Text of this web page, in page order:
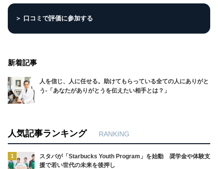
＞ 口コミで評価に参加する
新着記事
人を信じ、人に任せる。助けてもらっている全ての人にありがと
う‐「あなたがありがとうを伝えたい相手とは？」
人気記事ランキング RANKING
1
スタバが「Starbucks Youth Program」を始動 奨学金や体験支
援で若い世代の未来を後押し